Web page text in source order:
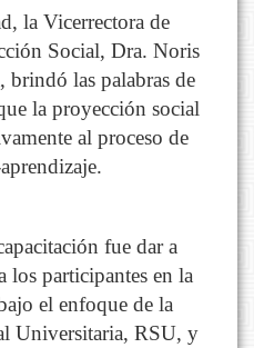
la Vicerrectora de
Social, Dra. Noris
brindó las palabras de
la proyección social
al proceso de
fue dar a
los participantes en la
el enfoque de la
Universitaria, RSU, y